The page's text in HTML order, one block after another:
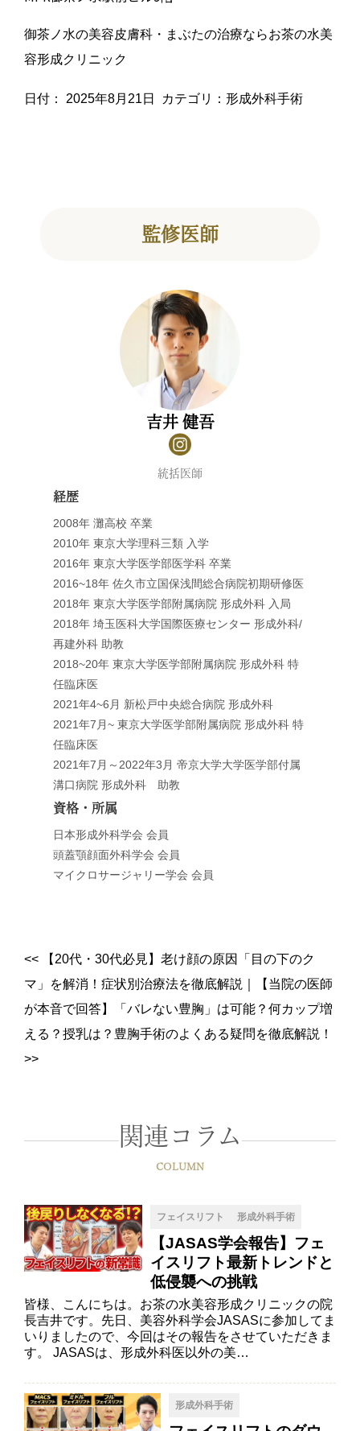
御茶ノ水の美容皮膚科・まぶたの治療ならお茶の水美
容形成クリニック
日付： 2025年8月21日 カテゴリ： 形成外科手術
監修医師
吉井 健吾
統括医師
経歴
2008年 灘高校 卒業
2010年 東京大学理科三類 入学
2016年 東京大学医学部医学科 卒業
2016~18年 佐久市立国保浅間総合病院初期研修医
2018年 東京大学医学部附属病院 形成外科 入局
2018年 埼玉医科大学国際医療センター 形成外科/
再建外科 助教
2018~20年 東京大学医学部附属病院 形成外科 特
任臨床医
2021年4~6月 新松戸中央総合病院 形成外科
2021年7月~ 東京大学医学部附属病院 形成外科 特
任臨床医
2021年7月～2022年3月 帝京大学大学医学部付属
溝口病院 形成外科 助教
資格・所属
日本形成外科学会 会員
頭蓋顎顔面外科学会 会員
マイクロサージャリー学会 会員
<<【20代・30代必見】老け顔の原因「目の下のク
マ」を解消！症状別治療法を徹底解説
【当院の医師
が本音で回答】「バレない豊胸」は可能？何カップ増
える？授乳は？豊胸手術のよくある疑問を徹底解説！
>>
関連コラム
COLUMN
フェイスリフト 形成外科手術
【JASAS学会報告】フェ
イスリフト最新トレンドと
低侵襲への挑戦
皆様、こんにちは。お茶の水美容形成クリニックの院
長吉井です。先日、美容外科学会JASASに参加してま
いりましたので、今回はその報告をさせていただきま
す。 JASASは、形成外科医以外の美…
形成外科手術